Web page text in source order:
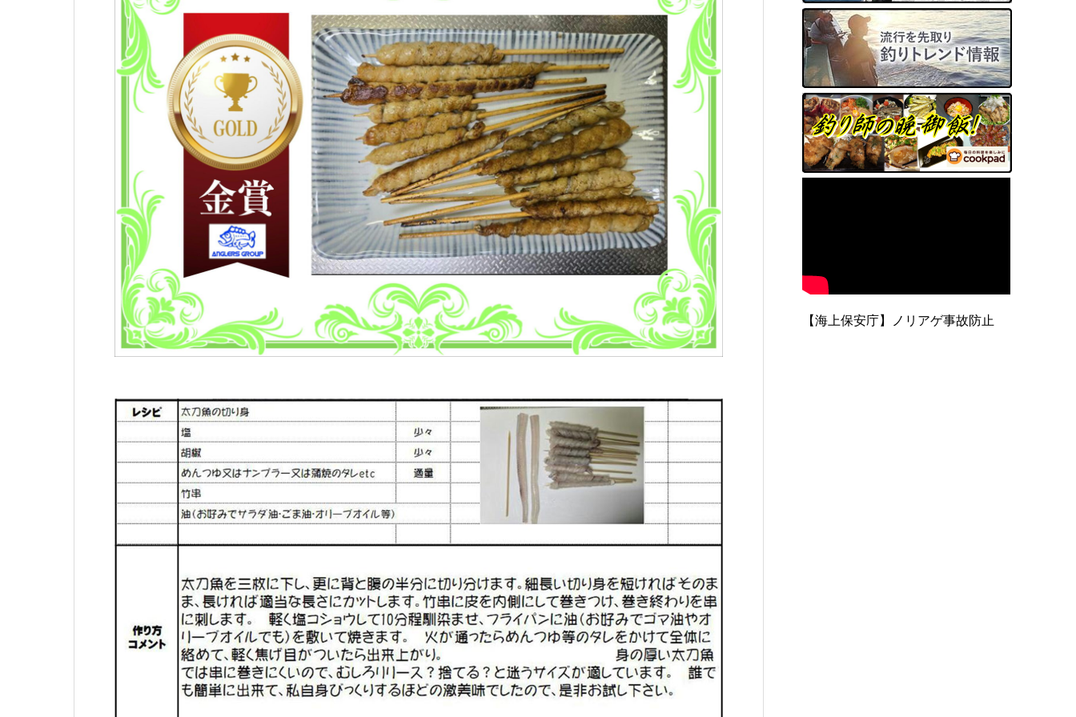
【海上保安庁】ノリアゲ事故防止